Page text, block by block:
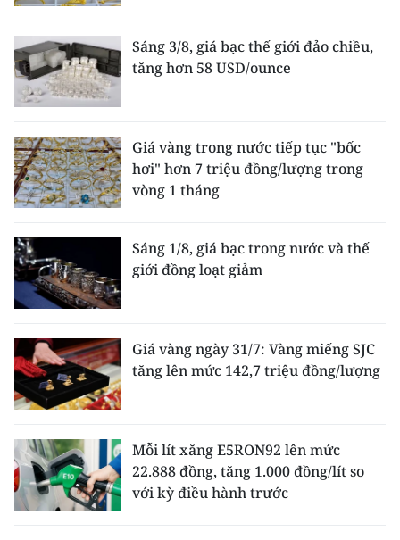
Sáng 3/8, giá bạc thế giới đảo chiều,
tăng hơn 58 USD/ounce
Giá vàng trong nước tiếp tục "bốc
hơi" hơn 7 triệu đồng/lượng trong
vòng 1 tháng
Sáng 1/8, giá bạc trong nước và thế
giới đồng loạt giảm
Giá vàng ngày 31/7: Vàng miếng SJC
tăng lên mức 142,7 triệu đồng/lượng
Mỗi lít xăng E5RON92 lên mức
22.888 đồng, tăng 1.000 đồng/lít so
với kỳ điều hành trước